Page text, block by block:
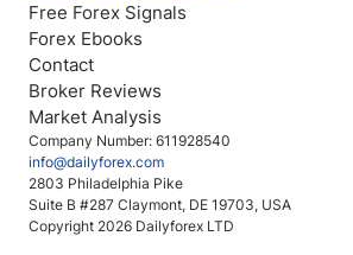
Company Number: 611928540
info@dailyforex.com
2803 Philadelphia Pike
Suite B #287 Claymont, DE 19703, USA
Copyright 2026 Dailyforex LTD
Free Forex Signals
Forex Ebooks
Contact
Broker Reviews
Market Analysis